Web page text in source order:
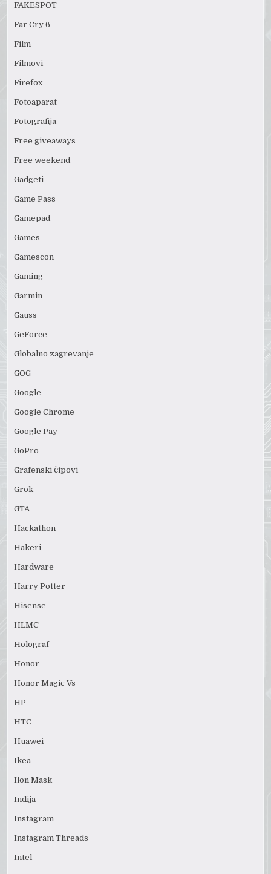
FAKESPOT
Far Cry 6
Film
Filmovi
Firefox
Fotoaparat
Fotografija
Free giveaways
Free weekend
Gadgeti
Game Pass
Gamepad
Games
Gamescon
Gaming
Garmin
Gauss
GeForce
Globalno zagrevanje
GOG
Google
Google Chrome
Google Pay
GoPro
Grafenski čipovi
Grok
GTA
Hackathon
Hakeri
Hardware
Harry Potter
Hisense
HLMC
Holograf
Honor
Honor Magic Vs
HP
HTC
Huawei
Ikea
Ilon Mask
Indija
Instagram
Instagram Threads
Intel